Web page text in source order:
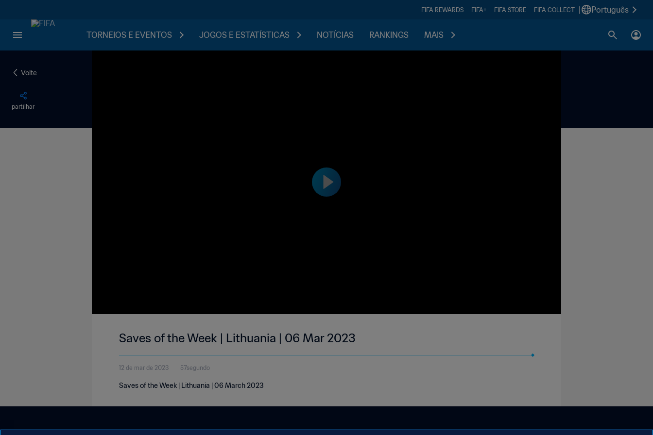
FIFA REWARDS FIFA+ FIFA STORE FIFA COLLECT Português
TORNEIOS E EVENTOS JOGOS E ESTATÍSTICAS NOTÍCIAS RANKINGS MAIS
Volte
partilhar
Saves of the Week | Lithuania | 06 Mar 2023
12 de mar de 2023 57segundo
Saves of the Week | Lithuania | 06 March 2023